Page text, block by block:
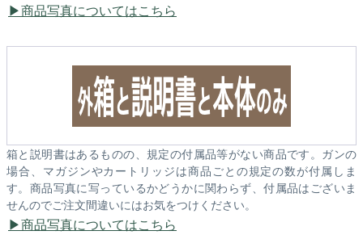
商品写真についてはこちら
箱と説明書はあるものの、規定の付属品等がない商品です。ガンの
場合、マガジンやカートリッジは商品ごとの規定の数が付属しま
す。商品写真に写っているかどうかに関わらず、付属品はございま
せんのでご注文間違いにはお気をつけください。
商品写真についてはこちら